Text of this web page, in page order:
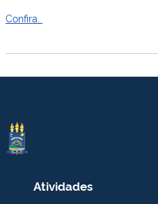
Confira.
Atividades